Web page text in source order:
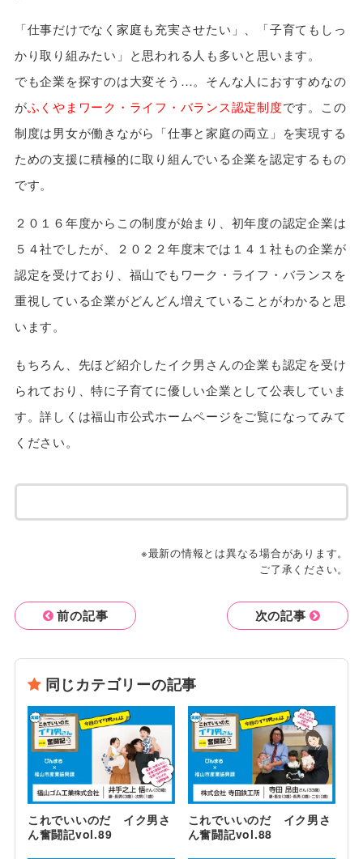
「仕事だけでなく家庭も充実させたい」、「子育てもしっ
かり取り組みたい」と思われる人も多いと思います。
でも企業を探すのは大変そう…。そんな人におすすめなの
がふくやまワーク・ライフ・バランス認定制度です。この
制度は男女が働きながら「仕事と家庭の両立」を実現する
ための支援に積極的に取り組んでいる企業を認定するもの
です。
２０１６年度からこの制度が始まり、初年度の認定企業は
５４社でしたが、２０２２年度末では１４１社もの企業が
認定を受けており、福山でもワーク・ライフ・バランスを
重視している企業がどんどん増えていることがわかると思
います。
もちろん、先ほど紹介したイク男さんの企業も認定を受け
られており、特に子育てに優しい企業として公表していま
す。詳しくは福山市公式ホームページをご覧になってみて
ください。
※最新の情報とは異なる場合があります。
ご了承ください。
前の記事 次の記事
同じカテゴリーの記事
これでいいのだ イク男さ
ん奮闘記vol.89
これでいいのだ イク男さ
ん奮闘記vol.88